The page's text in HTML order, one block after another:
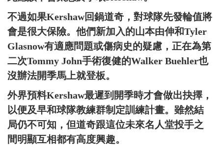
不過如果Kershaw回鍋道奇，對球隊先發輪值將
會是很大保險。他們新加入的山本由伸和Tyler
Glasnow有適應問題或傷病史的疑慮，正在為第
二次Tommy John手術復健的Walker Buehler也
沒辦法開季馬上就登板。
外界預料Kershaw最遲到開季時才會做出抉擇，
以便及早和球隊教練群制定訓練計畫。雖然結
局仍不可知，但道奇跟這位未來名人堂投手之
間明顯互相都有高度興趣。